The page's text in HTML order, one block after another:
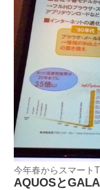
今年春からスマート
AQUOSと